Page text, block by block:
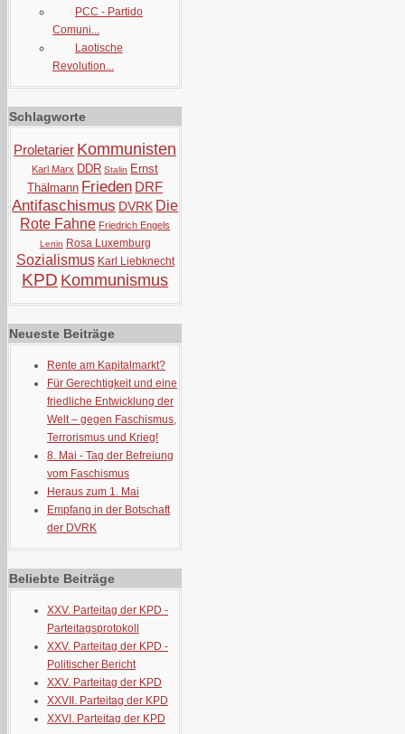
PCC - Partido
Comuni...
Laotische
Revolution...
Schlagworte
Proletarier Kommunisten
Karl Marx DDR Stalin Ernst
Thälmann Frieden DRF
Antifaschismus DVRK Die
Rote Fahne Friedrich Engels
Lenin Rosa Luxemburg
Sozialismus Karl Liebknecht
KPD Kommunismus
Neueste Beiträge
Rente am Kapitalmarkt?
Für Gerechtigkeit und eine
friedliche Entwicklung der
Welt – gegen Faschismus,
Terrorismus und Krieg!
8. Mai - Tag der Befreiung
vom Faschismus
Heraus zum 1. Mai
Empfang in der Botschaft
der DVRK
Beliebte Beiträge
XXV. Parteitag der KPD -
Parteitagsprotokoll
XXV. Parteitag der KPD -
Politischer Bericht
XXV. Parteitag der KPD
XXVII. Parteitag der KPD
XXVI. Parteitag der KPD